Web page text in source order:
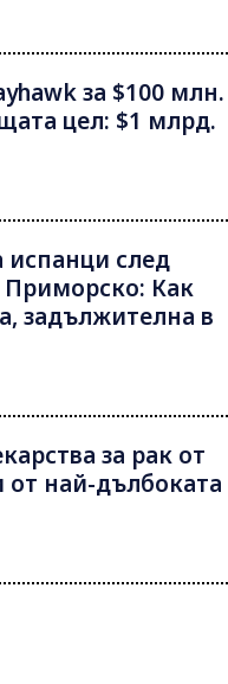
за $100 млн.
цел: $1 млрд.
испанци след
Приморско: Как
задължителна в
за рак от
най-дълбоката